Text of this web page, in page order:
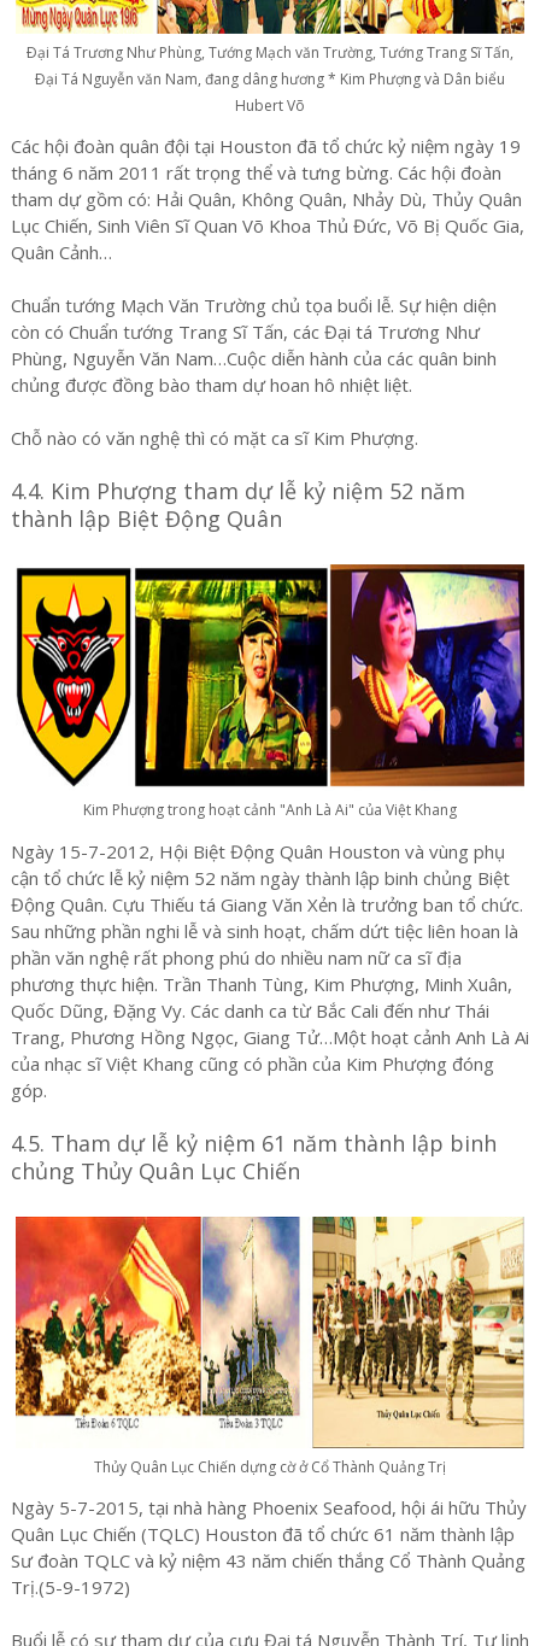
Ðại Tá Trương Như Phùng, Tướng Mạch văn Trường, Tướng Trang Sĩ Tấn,
Ðại Tá Nguyễn văn Nam, đang dâng hương * Kim Phượng và Dân biểu
Hubert Võ
Các hội đoàn quân đội tại Houston đã tổ chức kỷ niệm ngày 19
tháng 6 năm 2011 rất trọng thể và tưng bừng. Các hội đoàn
tham dự gồm có: Hải Quân, Không Quân, Nhảy Dù, Thủy Quân
Lục Chiến, Sinh Viên Sĩ Quan Võ Khoa Thủ Đức, Võ Bị Quốc Gia,
Quân Cảnh…
Chuẩn tướng Mạch Văn Trường chủ tọa buổi lễ. Sự hiện diện
còn có Chuẩn tướng Trang Sĩ Tấn, các Đại tá Trương Như
Phùng, Nguyễn Văn Nam…Cuộc diễn hành của các quân binh
chủng được đồng bào tham dự hoan hô nhiệt liệt.
Chỗ nào có văn nghệ thì có mặt ca sĩ Kim Phượng.
4.4. Kim Phượng tham dự lễ kỷ niệm 52 năm
thành lập Biệt Động Quân
Kim Phượng trong hoạt cảnh "Anh Là Ai" của Việt Khang
Ngày 15-7-2012, Hội Biệt Động Quân Houston và vùng phụ
cận tổ chức lễ kỷ niệm 52 năm ngày thành lập binh chủng Biệt
Động Quân. Cựu Thiếu tá Giang Văn Xẻn là trưởng ban tổ chức.
Sau những phần nghi lễ và sinh hoạt, chấm dứt tiệc liên hoan là
phần văn nghệ rất phong phú do nhiều nam nữ ca sĩ địa
phương thực hiện. Trần Thanh Tùng, Kim Phượng, Minh Xuân,
Quốc Dũng, Đặng Vy. Các danh ca từ Bắc Cali đến như Thái
Trang, Phương Hồng Ngọc, Giang Tử…Một hoạt cảnh Anh Là Ai
của nhạc sĩ Việt Khang cũng có phần của Kim Phượng đóng
góp.
4.5. Tham dự lễ kỷ niệm 61 năm thành lập binh
chủng Thủy Quân Lục Chiến
Thủy Quân Lục Chiến dựng cờ ở Cổ Thành Quảng Trị
Ngày 5-7-2015, tại nhà hàng Phoenix Seafood, hội ái hữu Thủy
Quân Lục Chiến (TQLC) Houston đã tổ chức 61 năm thành lập
Sư đoàn TQLC và kỷ niệm 43 năm chiến thắng Cổ Thành Quảng
Trị.(5-9-1972)
Buổi lễ có sự tham dự của cựu Đại tá Nguyễn Thành Trí, Tư lịnh